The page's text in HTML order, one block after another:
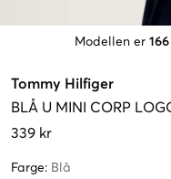
Modellen er 166
Tommy Hilfiger
BLÅ U MINI CORP
339 kr
Farge: Blå